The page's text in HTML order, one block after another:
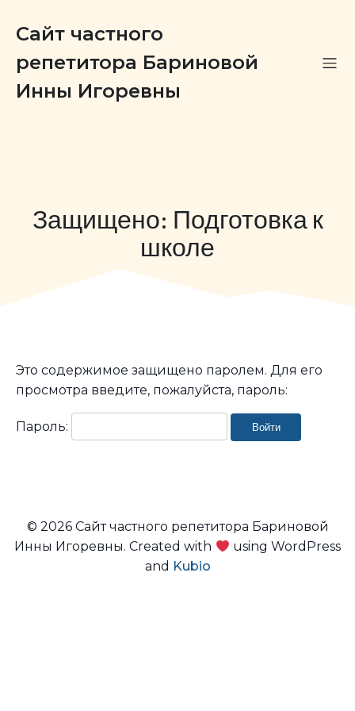
Сайт частного
репетитора Бариновой
Инны Игоревны
Защищено: Подготовка к
школе
Это содержимое защищено паролем. Для его
просмотра введите, пожалуйста, пароль:
Пароль:
© 2026 Сайт частного репетитора Бариновой
Инны Игоревны. Created with
using WordPress
and Kubio